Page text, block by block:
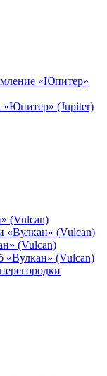
«Юпитер»
«Юпитер» (Jupiter)
(Vulcan)
«Вулкан» (Vulcan)
(Vulcan)
«Вулкан» (Vulcan)